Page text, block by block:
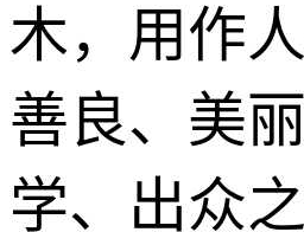
木，用作
善良、美
学、出众之